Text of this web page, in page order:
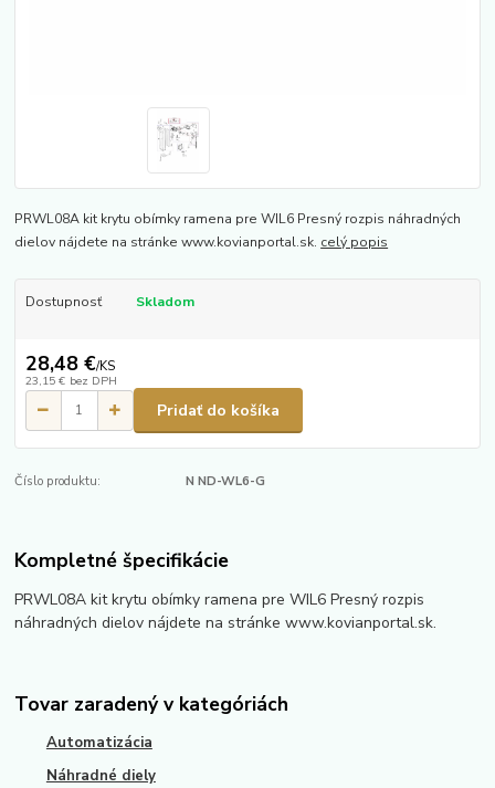
PRWL08A kit krytu obímky ramena pre WIL6 Presný rozpis náhradných
dielov nájdete na stránke www.kovianportal.sk. celý popis
Dostupnosť Skladom
28,48 €/KS
23,15 € bez DPH
Pridať do košíka
Číslo produktu: N ND-WL6-G
Kompletné špecifikácie
PRWL08A kit krytu obímky ramena pre WIL6 Presný rozpis
náhradných dielov nájdete na stránke www.kovianportal.sk.
Tovar zaradený v kategóriách
Automatizácia
Náhradné diely